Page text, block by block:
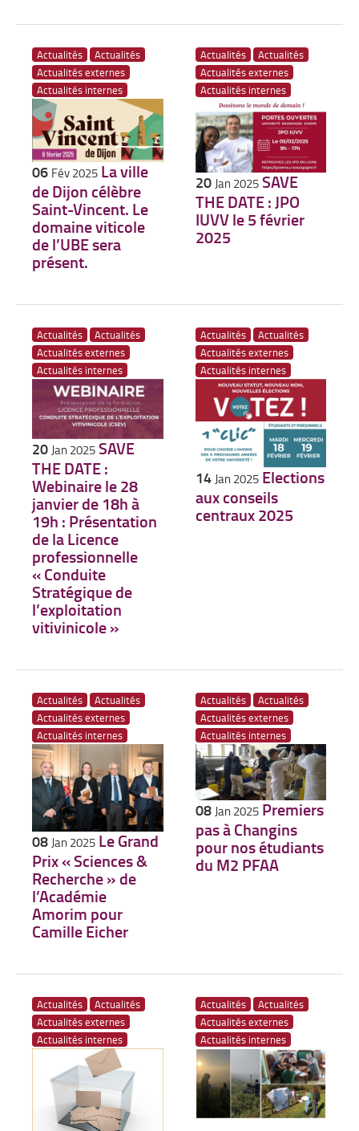
Actualités
Actualités
Actualités externes
Actualités internes
06 Fév 2025 La ville
de Dijon célèbre
Saint-Vincent. Le
domaine viticole
de l’UBE sera
présent.
Actualités
Actualités
Actualités externes
Actualités internes
20 Jan 2025 SAVE
THE DATE : JPO
IUVV le 5 février
2025
Actualités
Actualités
Actualités externes
Actualités internes
20 Jan 2025SAVE
THE DATE :
Webinaire le 28
janvier de 18h à
19h : Présentation
de la Licence
professionnelle
« Conduite
Stratégique de
l’exploitation
vitivinicole »
Actualités
Actualités
Actualités externes
Actualités internes
14 Jan 2025 Elections
aux conseils
centraux 2025
Actualités
Actualités
Actualités externes
Actualités internes
08 Jan 2025 Le Grand
Prix « Sciences &
Recherche » de
l’Académie
Amorim pour
Camille Eicher
Actualités
Actualités
Actualités externes
Actualités internes
08Jan 2025 Premiers
pas à Changins
pour nos étudiants
du M2 PFAA
Actualités
Actualités
Actualités externes
Actualités internes
Actualités
Actualités
Actualités externes
Actualités internes